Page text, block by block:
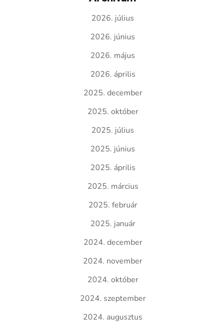
2026. július
2026. június
2026. május
2026. április
2025. december
2025. október
2025. július
2025. június
2025. április
2025. március
2025. február
2025. január
2024. december
2024. november
2024. október
2024. szeptember
2024. augusztus